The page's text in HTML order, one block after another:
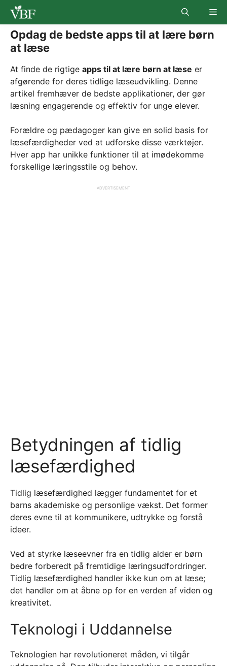
Skip
content
Opdag de bedste apps til at lære børn
at læse
At finde de rigtige apps til at lære børn at læse er
afgørende for deres tidlige læseudvikling. Denne
artikel fremhæver de bedste applikationer, der gør
læsning engagerende og effektiv for unge elever.
Forældre og pædagoger kan give en solid basis for
læsefærdigheder ved at udforske disse værktøjer.
Hver app har unikke funktioner til at imødekomme
forskellige læringsstile og behov.
ADVERTISEMENT
Betydningen af tidlig
læsefærdighed
Tidlig læsefærdighed lægger fundamentet for et
barns akademiske og personlige vækst. Det former
deres evne til at kommunikere, udtrykke og forstå
ideer.
Ved at styrke læseevner fra en tidlig alder er børn
bedre forberedt på fremtidige læringsudfordringer.
Tidlig læsefærdighed handler ikke kun om at læse;
det handler om at åbne op for en verden af viden og
kreativitet.
Teknologi i Uddannelse
Teknologien har revolutioneret måden, vi tilgår